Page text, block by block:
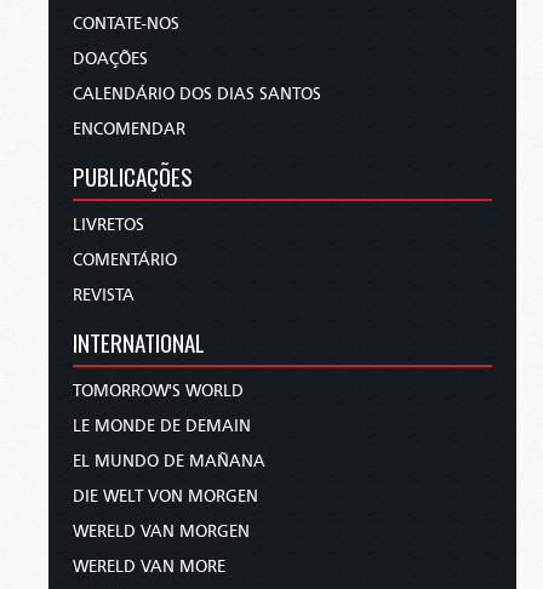
CONTATE-NOS
DOAÇÕES
CALENDÁRIO DOS DIAS SANTOS
ENCOMENDAR
PUBLICAÇÕES
LIVRETOS
COMENTÁRIO
REVISTA
INTERNATIONAL
TOMORROW'S WORLD
LE MONDE DE DEMAIN
EL MUNDO DE MAÑANA
DIE WELT VON MORGEN
WERELD VAN MORGEN
WERELD VAN MORE